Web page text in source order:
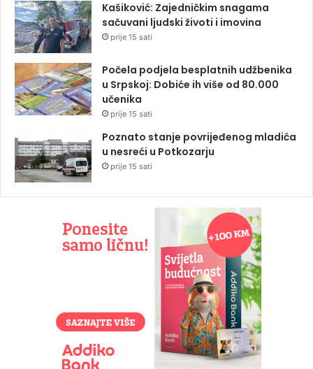
Kašiković: Zajedničkim snagama
sačuvani ljudski životi i imovina
prije 15 sati
Počela podjela besplatnih udžbenika
u Srpskoj: Dobiće ih više od 80.000
učenika
prije 15 sati
Poznato stanje povrijeđenog mladića
u nesreći u Potkozarju
prije 15 sati